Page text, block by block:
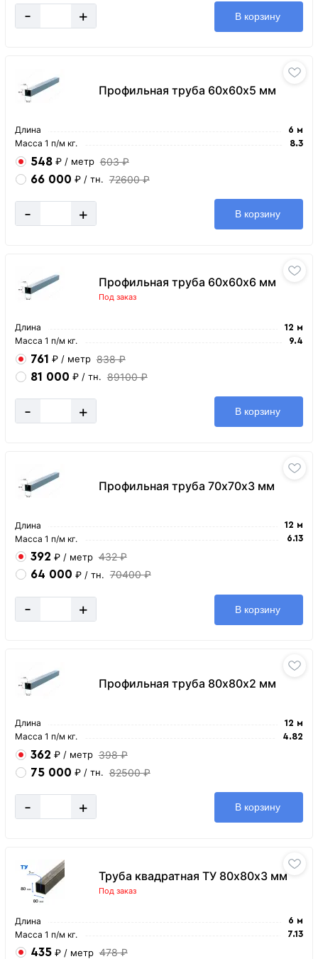
- + В корзину
Профильная труба 60х60х5 мм
Длина 6 м
Масса 1 п/м кг. 8.3
548 ₽ / метр 603 ₽
66 000 ₽ / тн. 72600 ₽
- + В корзину
Профильная труба 60х60х6 мм
Под заказ
Длина 12 м
Масса 1 п/м кг. 9.4
761 ₽ / метр 838 ₽
81 000 ₽ / тн. 89100 ₽
- + В корзину
Профильная труба 70х70х3 мм
Длина 12 м
Масса 1 п/м кг. 6.13
392 ₽ / метр 432 ₽
64 000 ₽ / тн. 70400 ₽
- + В корзину
Профильная труба 80х80х2 мм
Длина 12 м
Масса 1 п/м кг. 4.82
362 ₽ / метр 398 ₽
75 000 ₽ / тн. 82500 ₽
- + В корзину
Труба квадратная ТУ 80х80х3 мм
Под заказ
Длина 6 м
Масса 1 п/м кг. 7.13
435 ₽ / метр 478 ₽